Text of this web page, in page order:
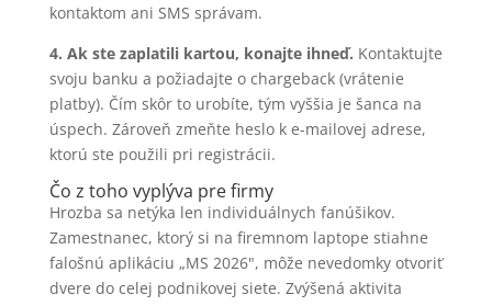
kontaktom ani SMS správam.
4. Ak ste zaplatili kartou, konajte ihneď. Kontaktujte
svoju banku a požiadajte o chargeback (vrátenie
platby). Čím skôr to urobíte, tým vyššia je šanca na
úspech. Zároveň zmeňte heslo k e-mailovej adrese,
ktorú ste použili pri registrácii.
Čo z toho vyplýva pre firmy
Hrozba sa netýka len individuálnych fanúšikov.
Zamestnanec, ktorý si na firemnom laptope stiahne
falošnú aplikáciu „MS 2026", môže nevedomky otvoriť
dvere do celej podnikovej siete. Zvýšená aktivita